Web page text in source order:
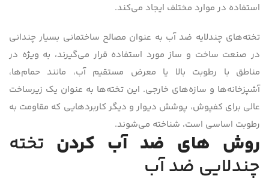
استفاده در موارد مختلف ایجاد می‌کند.
تخته‌های چندلایه ضد آب به عنوان مصالح ساختمانی بسیار چندانی
در صنعت ساخت و ساز مورد استفاده قرار می‌گیرند، به ویژه در
مناطق با رطوبت بالا یا معرض مستقیم آب، مانند حمام‌ها،
آشپزخانه‌ها و سازه‌های خارجی. این تخته‌ها به عنوان یک زیرساخت
عالی برای کفپوش، پوشش دیوار و دیگر کاربردهایی که مقاومت به
رطوبت اساسی است، شناخته می‌شوند.
روش های ضد آب کردن تخته
چندلایی ضد آب